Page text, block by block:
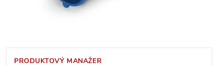
PRODUKTOVÝ MANAŽER